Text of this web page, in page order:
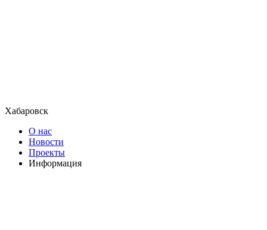
Хабаровск
О нас
Новости
Проекты
Информация